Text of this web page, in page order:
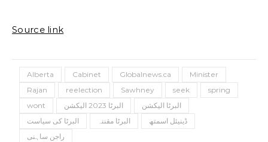
Source link
Alberta Cabinet Globalnews.ca
Minister
Rajan
reelection Sawhney seek
spring
wont
البرٹا 2023 الیکشن
البرٹا الیکشن
البرٹا کی سیاست
البرٹا مقننہ
ڈینیئل اسمتھ
راجن ساہنی